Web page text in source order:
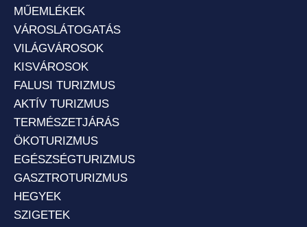
MŰEMLÉKEK
VÁROSLÁTOGATÁS
VILÁGVÁROSOK
KISVÁROSOK
FALUSI TURIZMUS
AKTÍV TURIZMUS
TERMÉSZETJÁRÁS
ÖKOTURIZMUS
EGÉSZSÉGTURIZMUS
GASZTROTURIZMUS
HEGYEK
SZIGETEK